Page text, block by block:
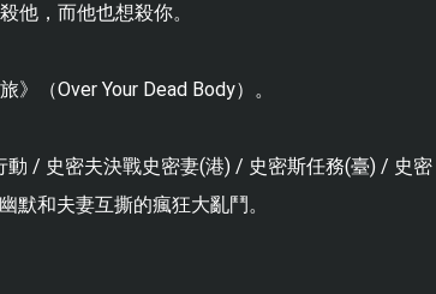
他，而他也想殺你。
（Over Your Dead Body）。
/ 史密夫決戰史密妻(港) / 史密斯任務(臺) / 史密
默和夫妻互撕的瘋狂大亂鬥。